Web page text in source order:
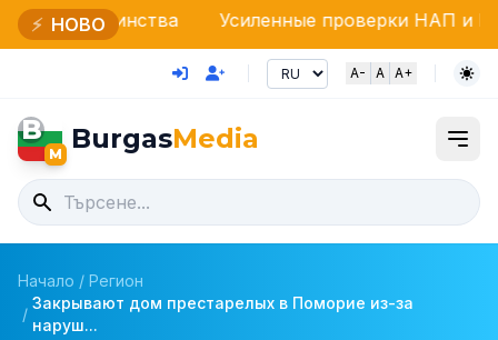
⚡ НОВОУсиленные проверки НАП и Пограничной
A- A A+
B
M BurgasMedia
Начало / Регион
/
Закрывают дом престарелых в Поморие из-за
наруш...